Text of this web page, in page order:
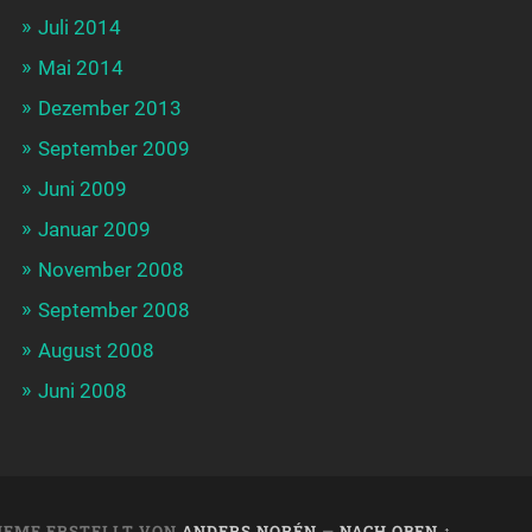
Juli 2014
Mai 2014
Dezember 2013
September 2009
Juni 2009
Januar 2009
November 2008
September 2008
August 2008
Juni 2008